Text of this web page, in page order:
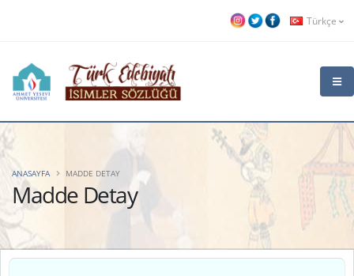
Türkçe
Madde Detay
ANASAYFA MADDE DETAY